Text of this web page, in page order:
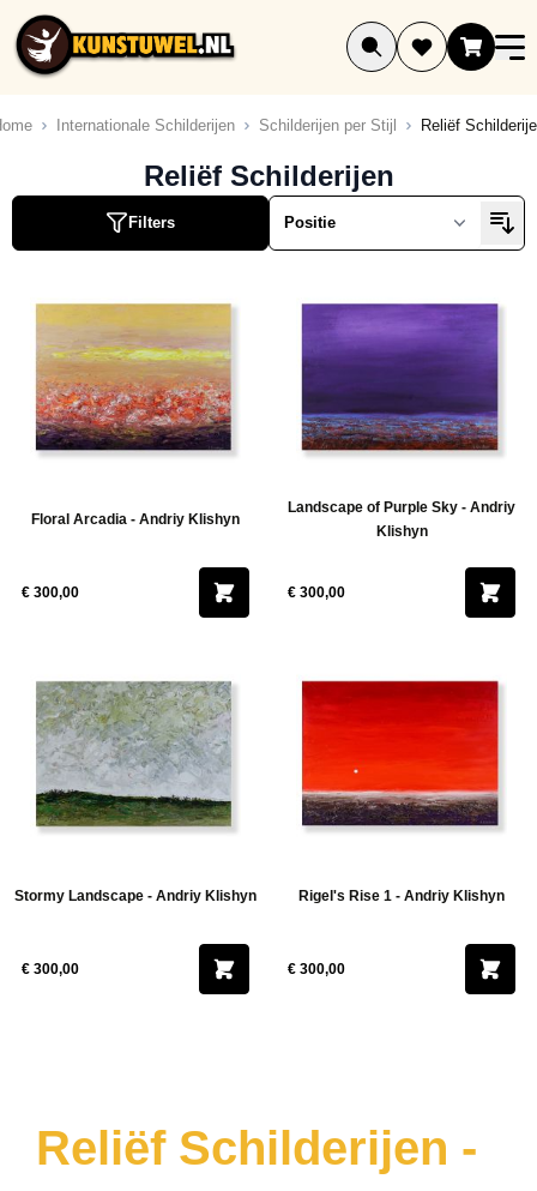
Ga naar de inhoud
Internationale Schilderijen Schilderijen per Stijl Reliëf
Reliëf Schilderijen
Filters
Floral Arcadia - Andriy Klishyn
€ 300,00
Landscape of Purple Sky - Andriy
Klishyn
€ 300,00
Stormy Landscape - Andriy Klishyn
€ 300,00
Rigel's Rise 1 - Andriy Klishyn
€ 300,00
Reliëf Schilderijen -